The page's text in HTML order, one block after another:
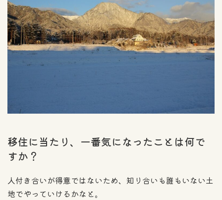
移住に当たり、一番気になったことは何で
すか？
人付き合いが得意ではないため、知り合いも誰もいない土
地でやっていけるかなと。